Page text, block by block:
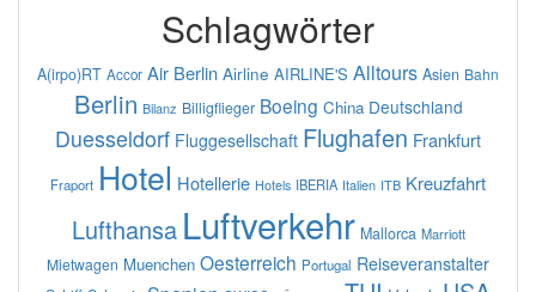
Schlagwörter
A(irpo)RT Accor Air Berlin Airline AIRLINE'S Alltours Asien Bahn
Berlin Bilanz Billigflieger Boeing China Deutschland
Duesseldorf Fluggesellschaft Flughafen Frankfurt
Fraport Hotel Hotellerie Hotels IBERIA Italien ITB Kreuzfahrt
Lufthansa Luftverkehr Mallorca Marriott
Mietwagen Muenchen Oesterreich Portugal Reiseveranstalter